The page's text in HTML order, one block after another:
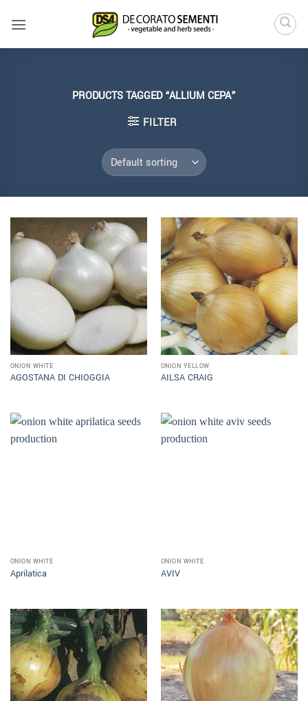
PRODUCTS TAGGED “ALLIUM CEPA”
FILTER
ONION WHITE
AGOSTANA DI CHIOGGIA
ONION YELLOW
AILSA CRAIG
ONION WHITE
Aprilatica
ONION WHITE
AVIV